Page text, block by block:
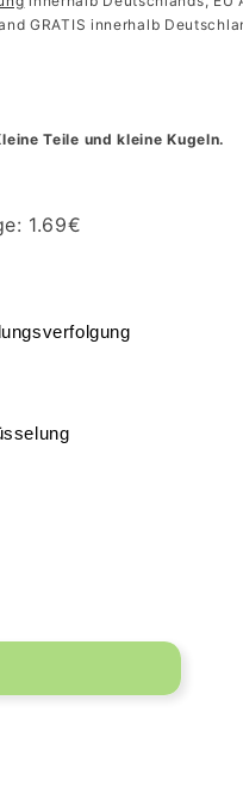
GRATIS innerhalb
Teile und kleine Kugeln.
1.69€